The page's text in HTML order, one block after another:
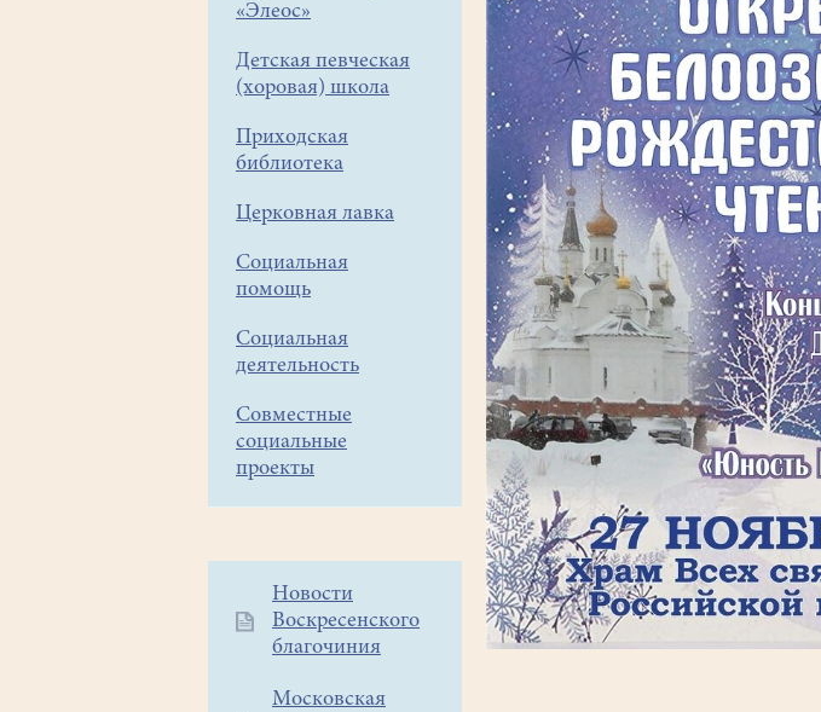
«Элеос»
Детская певческая
(хоровая) школа
Приходская
библиотека
Церковная лавка
Социальная
помощь
Социальная
деятельность
Совместные
социальные
проекты
Дополнительное
меню
Новости
Воскресенского
благочиния
Московская